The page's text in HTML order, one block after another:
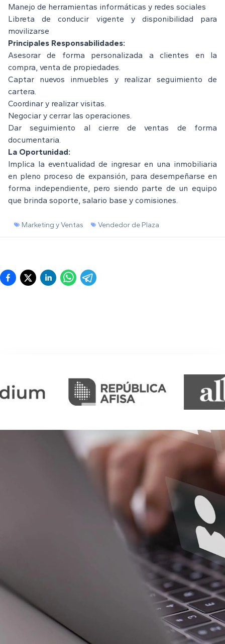
Manejo de herramientas informáticas y redes sociales
Libreta de conducir vigente y disponibilidad para
movilizarse
Principales Responsabilidades:
Asesorar de forma personalizada a clientes en la
compra, venta de propiedades.
Captar nuevos inmuebles y realizar seguimiento de
cartera.
Coordinar y realizar visitas.
Negociar y cerrar las operaciones.
Dar seguimiento al cierre de ventas de forma
documentaria.
La Oportunidad:
Implica la eventualidad de ingresar en una inmobiliaria
en pleno proceso de expansión, para desempeñarse en
forma independiente, pero siendo parte de un equipo
que brinda soporte, salario base y comisiones.
Marketing y Ventas Vendedor de Plaza